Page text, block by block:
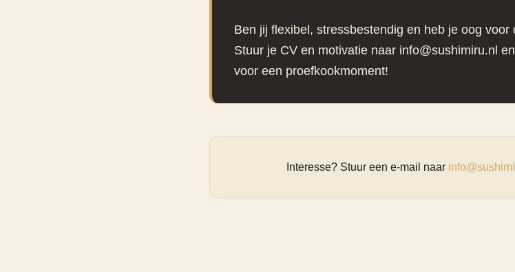
Ben jij flexibel, stressbestendig en heb je oog voor
Stuur je CV en motivatie naar info@sushimiru.nl
voor een proefkookmoment!
Interesse? Stuur een e-mail naar